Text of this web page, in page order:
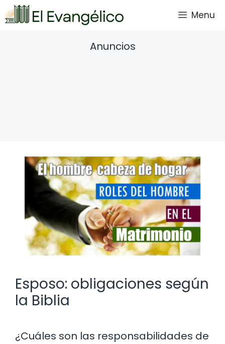
Saltar
al
Menu
Anuncios
Esposo: obligaciones según
la Biblia
¿Cuáles son las responsabilidades de